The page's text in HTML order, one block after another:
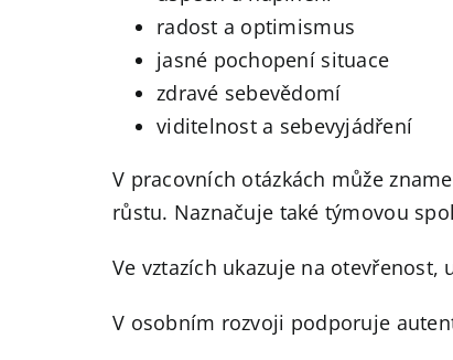
radost a optimismus
jasné pochopení situace
zdravé sebevědomí
viditelnost a sebevyjádření
V pracovních otázkách může
růstu. Naznačuje také týmovou
Ve vztazích ukazuje na
V osobním rozvoji podporuje